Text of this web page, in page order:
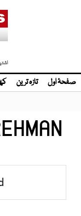
صفحۂ اول تازہ ترین